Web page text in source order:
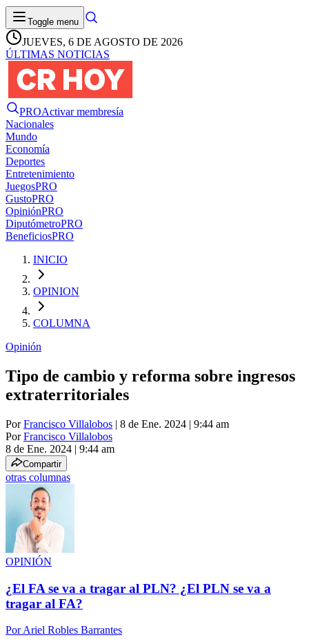
Toggle menu
JUEVES, 6 DE AGOSTO DE 2026
ÚLTIMAS NOTICIAS
PROActivar membresía
Nacionales
Mundo
Economía
Deportes
Entretenimiento
JuegosPRO
GustoPRO
OpiniónPRO
DiputómetroPRO
BeneficiosPRO
INICIO
OPINION
COLUMNA
Opinión
Tipo de cambio y reforma sobre ingresos
extraterritoriales
PorFrancisco Villalobos | 8 de Ene. 2024 | 9:44 am
PorFrancisco Villalobos
8 de Ene. 2024 | 9:44 am
Compartir
otras columnas
OPINIÓN
¿El FA se va a tragar al PLN? ¿El PLN se va a
tragar al FA?
PorAriel Robles Barrantes